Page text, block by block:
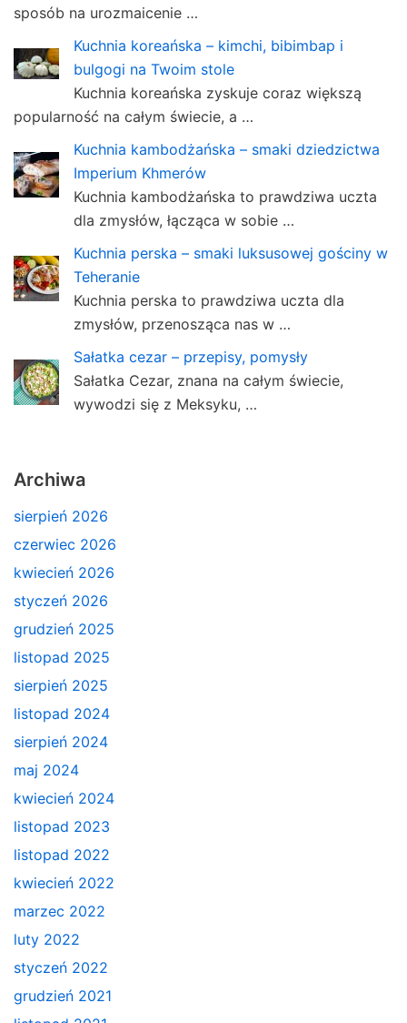
sposób na urozmaicenie …
Kuchnia koreańska – kimchi, bibimbap i
bulgogi na Twoim stole
Kuchnia koreańska zyskuje coraz większą
popularność na całym świecie, a …
Kuchnia kambodżańska – smaki dziedzictwa
Imperium Khmerów
Kuchnia kambodżańska to prawdziwa uczta
dla zmysłów, łącząca w sobie …
Kuchnia perska – smaki luksusowej gościny w
Teheranie
Kuchnia perska to prawdziwa uczta dla
zmysłów, przenosząca nas w …
Sałatka cezar – przepisy, pomysły
Sałatka Cezar, znana na całym świecie,
wywodzi się z Meksyku, …
Archiwa
sierpień 2026
czerwiec 2026
kwiecień 2026
styczeń 2026
grudzień 2025
listopad 2025
sierpień 2025
listopad 2024
sierpień 2024
maj 2024
kwiecień 2024
listopad 2023
listopad 2022
kwiecień 2022
marzec 2022
luty 2022
styczeń 2022
grudzień 2021